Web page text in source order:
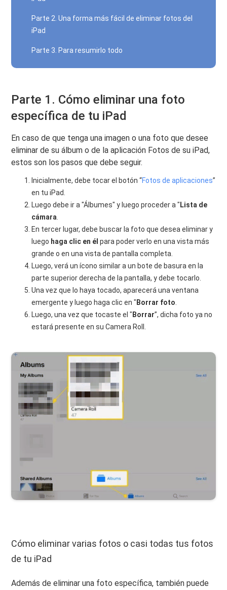
Parte 2. Una forma más fácil de eliminar fotos del
iPad
Parte 3. Para resumirlo todo
Parte 1. Cómo eliminar una foto
específica de tu iPad
En caso de que tenga una imagen o una foto que desee
eliminar de su álbum o de la aplicación Fotos de su iPad,
estos son los pasos que debe seguir.
Inicialmente, debe tocar el botón “Fotos de aplicaciones”
en tu iPad.
Luego debe ir a "Álbumes" y luego proceder a " Lista de
cámara
En tercer lugar, debe buscar la foto que desea eliminar y
luego haga clic en él para poder verlo en una vista más
grande o en una vista de pantalla completa.
Luego, verá un ícono similar a un bote de basura en la
parte superior derecha de la pantalla, y debe tocarlo.
Una vez que lo haya tocado, aparecerá una ventana
emergente y luego haga clic en " Borrar foto
Luego, una vez que tocaste el " Borrar”, dicha foto ya no
estará presente en su Camera Roll.
Cómo eliminar varias fotos o casi todas tus fotos
de tu iPad
Además de eliminar una foto específica, también puede